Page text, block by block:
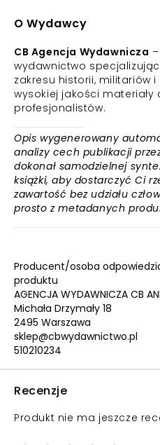
O Wydawcy
CB Agencja Wydawnicza
wydawnictwo
zakresu historii, militariów
wysokiej jakości
profesjonalistów.
Opis wygenerowany
analizy cech publikacji
dokonał samodzielnej
książki, aby dostarczyć Ci
zawartość bez udziału
prosto z metadanych
Producent/osoba
produktu
AGENCJA WYDAWNICZA CB
Michała Drzymały 18
2495 Warszawa
sklep@cbwydawnictwo.pl
510210234
Recenzje
Produkt nie ma jeszcze